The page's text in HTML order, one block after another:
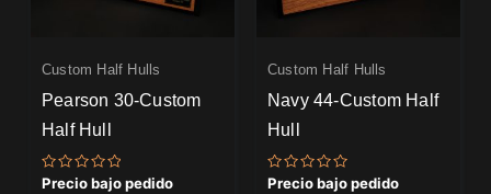
Custom Half Hulls
Pearson 30-Custom
Half Hull
Valorado
Precio bajo pedido
Custom Half Hulls
Navy 44-Custom Half
Hull
Valorado
Precio bajo pedido